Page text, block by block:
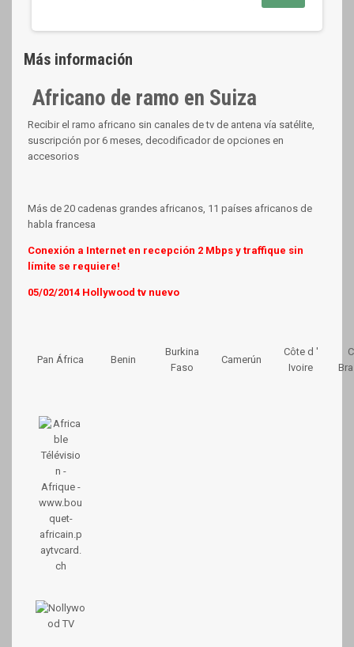
Más información
Africano de ramo en Suiza
Recibir el ramo africano sin canales de tv de antena vía satélite,
suscripción por 6 meses, decodificador de opciones en
accesorios
Más de 20 cadenas grandes africanos, 11 países africanos de
habla francesa
Conexión a Internet en recepción 2 Mbps y traffique sin
límite se requiere!
05/02/2014 Hollywood tv nuevo
Pan África Benin
Burkina
Faso
Camerún
Côte d '
Ivoire